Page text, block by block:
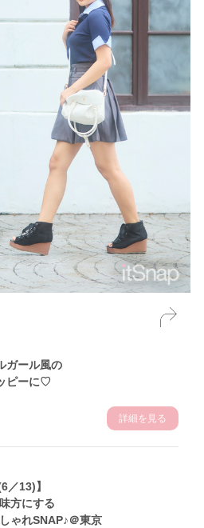
ガール風の
ピーに♡
詳細を見る
／13)】
方にする
ゃれSNAP♪＠東京